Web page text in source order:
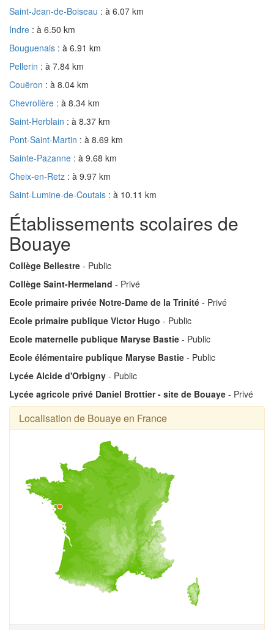
Saint-Jean-de-Boiseau : à 6.07 km
Indre : à 6.50 km
Bouguenais : à 6.91 km
Pellerin : à 7.84 km
Couëron : à 8.04 km
Chevrolière : à 8.34 km
Saint-Herblain : à 8.37 km
Pont-Saint-Martin : à 8.69 km
Sainte-Pazanne : à 9.68 km
Cheix-en-Retz : à 9.97 km
Saint-Lumine-de-Coutais : à 10.11 km
Établissements scolaires de
Bouaye
Collège Bellestre - Public
Collège Saint-Hermeland - Privé
Ecole primaire privée Notre-Dame de la Trinité - Privé
Ecole primaire publique Victor Hugo - Public
Ecole maternelle publique Maryse Bastie - Public
Ecole élémentaire publique Maryse Bastie - Public
Lycée Alcide d'Orbigny - Public
Lycée agricole privé Daniel Brottier - site de Bouaye - Privé
Localisation de Bouaye en France